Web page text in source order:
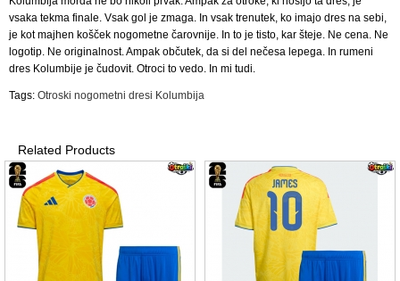
vsaka tekma finale. Vsak gol je zmaga. In vsak trenutek, ko imajo dres na sebi,
je kot majhen košček nogometne čarovnije. In to je tisto, kar šteje. Ne cena. Ne
logotip. Ne originalnost. Ampak občutek, da si del nečesa lepega. In rumeni
dres Kolumbije je čudovit. Otroci to vedo. In mi tudi.
Tags: Otroski nogometni dresi Kolumbija
Related Products